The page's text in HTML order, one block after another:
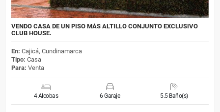
VENDO CASA DE UN PISO MÁS ALTILLO CONJUNTO EXCLUSIVO
CLUB HOUSE.
En: Cajicá, Cundinamarca
Tipo: Casa
Para: Venta
4 Alcobas 6 Garaje 5.5 Baño(s)